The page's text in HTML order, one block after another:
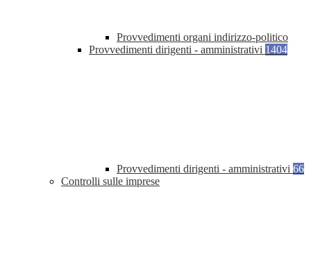
Provvedimenti organi indirizzo-politico
Provvedimenti dirigenti - amministrativi 1404
Provvedimenti dirigenti - amministrativi 66
Controlli sulle imprese